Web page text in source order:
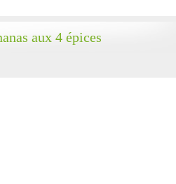
aux 4 épices
Recevoir